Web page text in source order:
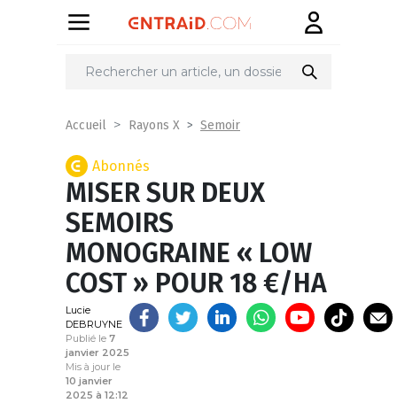
Partager
Accueil Rayons X Semoir
Abonnés
MISER SUR DEUX
SEMOIRS
MONOGRAINE « LOW
COST » POUR 18 €/HA
Lucie
DEBRUYNE
Publié le 7
janvier 2025
Mis à jour le
10 janvier
2025 à 12:12